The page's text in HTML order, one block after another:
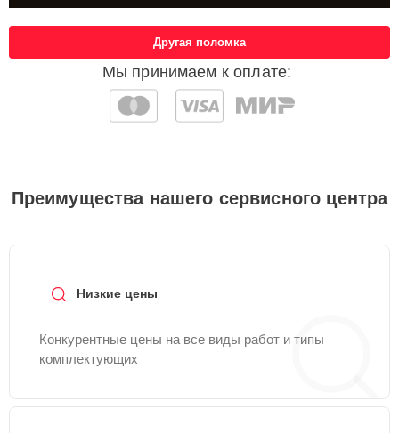
Мы принимаем к оплате:
Другая поломка
Преимущества нашего сервисного центра
Низкие цены
Конкурентные цены на все виды работ и типы
комплектующих